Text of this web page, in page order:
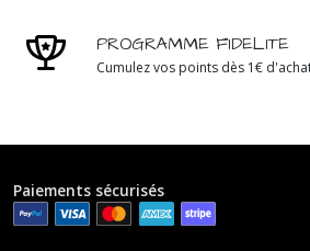
PROGRAMME FIDELITE
Cumulez vos points dès 1€
Paiements sécurisés